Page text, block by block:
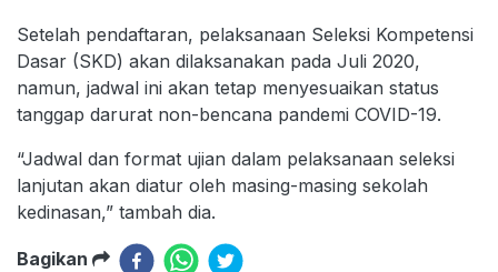
Setelah pendaftaran, pelaksanaan Seleksi Kompetensi
Dasar (SKD) akan dilaksanakan pada Juli 2020,
namun, jadwal ini akan tetap menyesuaikan status
tanggap darurat non-bencana pandemi COVID-19.
“Jadwal dan format ujian dalam pelaksanaan seleksi
lanjutan akan diatur oleh masing-masing sekolah
kedinasan,” tambah dia.
Bagikan